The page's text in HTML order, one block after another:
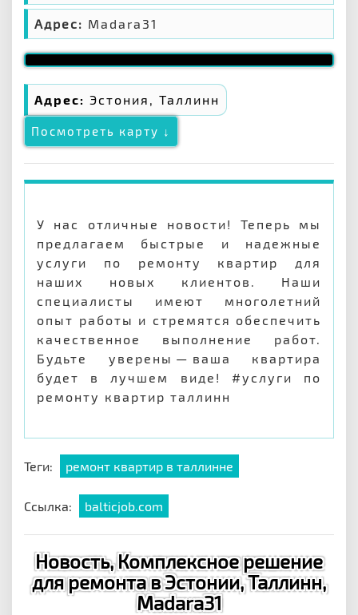
Адрес: Madara31
Адрес: Эстония, Таллинн
Посмотреть карту ↓
У нас отличные новости! Теперь мы
предлагаем быстрые и надежные
услуги по ремонту квартир для
наших новых клиентов. Наши
специалисты имеют многолетний
опыт работы и стремятся обеспечить
качественное выполнение работ.
Будьте уверены — ваша квартира
будет в лучшем виде! #услуги по
ремонту квартир таллинн
Теги: ремонт квартир в таллинне
Ссылка: balticjob.com
Новость, Комплексное решение
для ремонта в Эстонии, Таллинн,
Madara31